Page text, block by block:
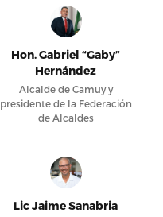
Hon. Gabriel “Gaby”
Hernández
Alcalde de Camuy y
presidente de la Federación
de Alcaldes
Lic Jaime Sanabria